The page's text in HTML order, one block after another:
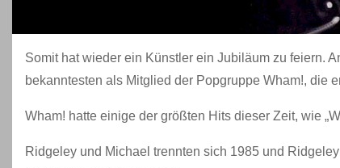
Somit hat wieder ein Künstler ein Jubiläum zu feiern.
bekanntesten als Mitglied der Popgruppe Wham!, die
Wham! hatte einige der größten Hits dieser Zeit, wie
Ridgeley und Michael trennten sich 1985 und